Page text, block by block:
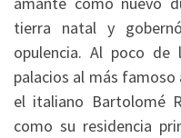
tierra natal y
opulencia. Al poco de
palacios al más
el italiano Bartolomé
como su residencia